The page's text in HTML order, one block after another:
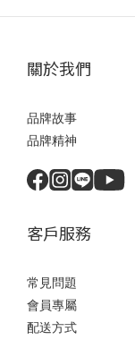
關於我們
品牌故事
品牌精神
客戶服務
常見問題
會員專屬
配送方式